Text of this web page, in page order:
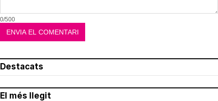
0/500
Destacats
El més llegit